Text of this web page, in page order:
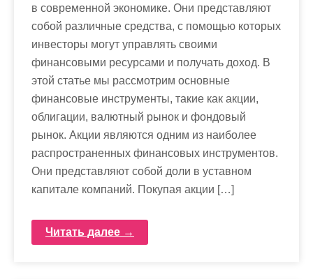
в современной экономике. Они представляют
собой различные средства, с помощью которых
инвесторы могут управлять своими
финансовыми ресурсами и получать доход. В
этой статье мы рассмотрим основные
финансовые инструменты, такие как акции,
облигации, валютный рынок и фондовый
рынок. Акции являются одним из наиболее
распространенных финансовых инструментов.
Они представляют собой доли в уставном
капитале компаний. Покупая акции […]
Читать далее →